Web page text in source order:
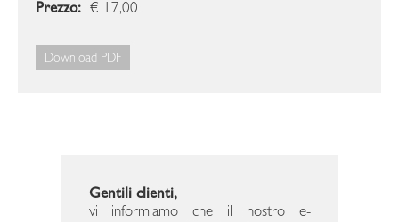
Prezzo: € 17,00
Download PDF
Gentili clienti,
vi informiamo che il nostro e-